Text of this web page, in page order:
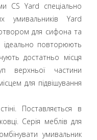
CS Yard спеціально
умивальників Yard
для сифона та
ідеально повторюють
достатньо місця
верхньої частини
для підвішування
Поставляється в
Серія меблів для
умивальник